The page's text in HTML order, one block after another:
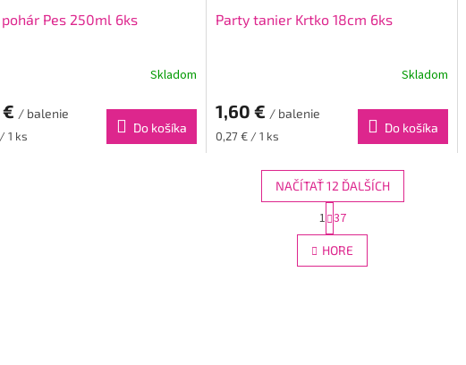
Pes 250ml 6ks
Skladom
/ balenie
1 ks
Do košíka
Party tanier Krtko 18cm 6ks
Skladom
1,60 € / balenie
Jednotková
0,27 € / 1 ks
Do košíka
O
v
l
NAČÍTAŤ 12 ĎALŠÍCH
t
r
á
n
1 37
HORE